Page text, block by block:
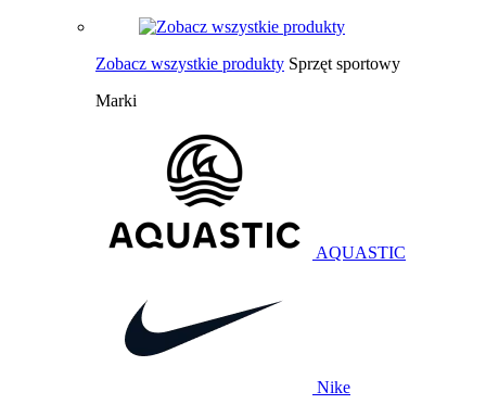
Zobacz wszystkie produkty Sprzęt sportowy
Marki
AQUASTIC
Nike